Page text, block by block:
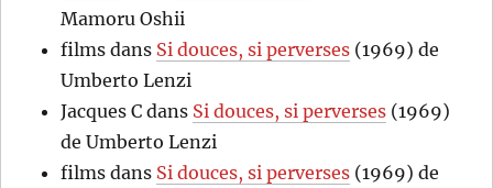
Mamoru Oshii
films dans Si douces, si perverses (1969) de
Umberto Lenzi
Jacques C dans Si douces, si perverses (1969)
de Umberto Lenzi
films dans Si douces, si perverses (1969) de